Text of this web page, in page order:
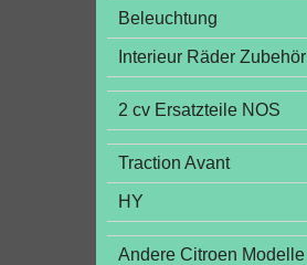
Beleuchtung
Interieur Räder Zubehör
2 cv Ersatzteile NOS
Traction Avant
HY
Andere Citroen Modelle